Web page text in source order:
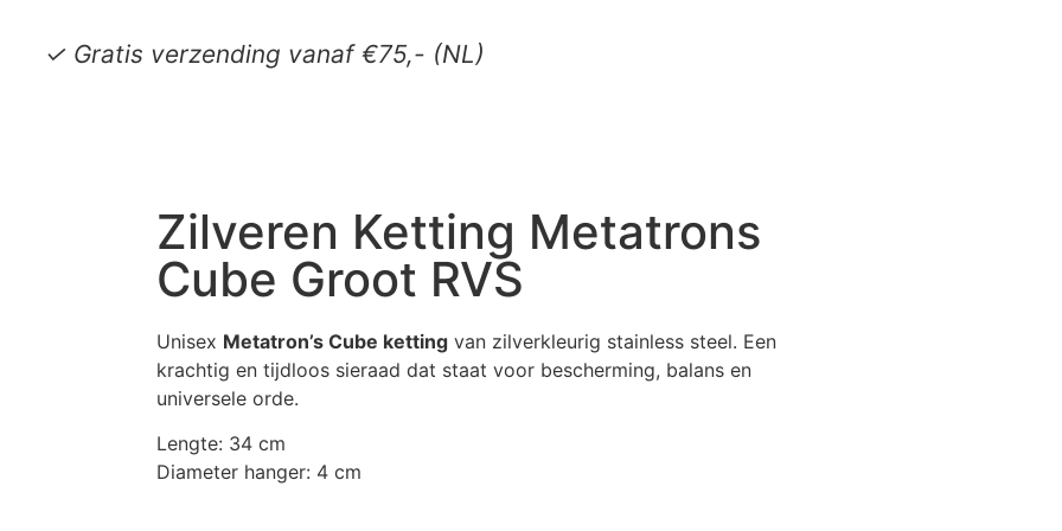
✓ Gratis verzending vanaf €75,- (NL)
Zilveren Ketting Metatrons
Cube Groot RVS
Unisex Metatron’s Cube ketting van zilverkleurig stainless steel. Een
krachtig en tijdloos sieraad dat staat voor bescherming, balans en
universele orde.
Lengte: 34 cm
Diameter hanger: 4 cm